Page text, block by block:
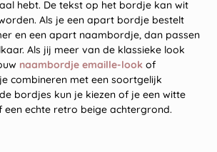
hebt. De tekst op het bordje kan wit
Als je een apart bordje bestelt
en een apart naambordje, dan passen
Als jij meer van de klassieke look
naambordje emaille-look of
combineren met een soortgelijk
bordjes kun je kiezen of je een witte
echte retro beige achtergrond.